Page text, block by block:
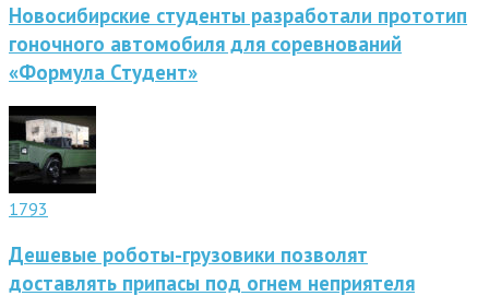
Новосибирские студенты разработали прототип
гоночного автомобиля для соревнований
«Формула Студент»
1793
Дешевые роботы-грузовики позволят
доставлять припасы под огнем неприятеля